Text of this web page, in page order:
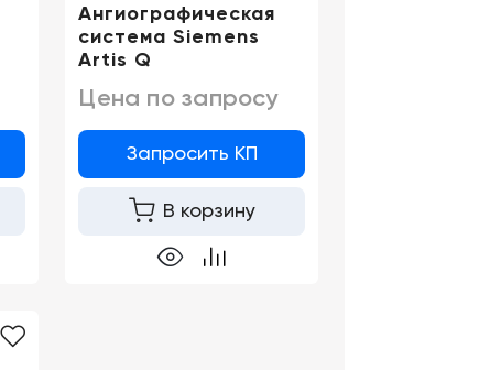
Ангиографическая
система Siemens
Artis Q
Цена по запросу
Запросить КП
В корзину